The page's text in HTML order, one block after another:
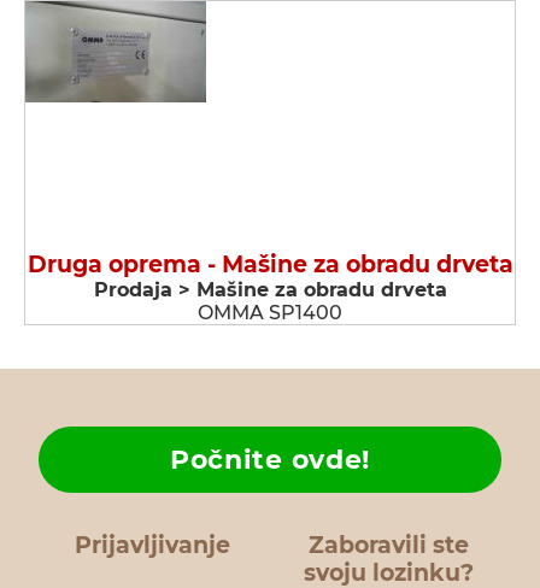
Druga oprema - Мašine za obradu drveta
Prodaja > Мašine za obradu drveta
OMMA SP1400
Prijavljivanje
Zaboravili ste
svoju lozinku?
Počnite ovde!